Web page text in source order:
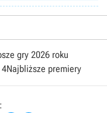
gry 2026 roku
Najbliższe premiery